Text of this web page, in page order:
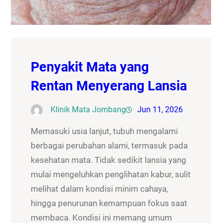
Penyakit Mata yang
Rentan Menyerang Lansia
Klinik Mata Jombang Jun 11, 2026
Memasuki usia lanjut, tubuh mengalami
berbagai perubahan alami, termasuk pada
kesehatan mata. Tidak sedikit lansia yang
mulai mengeluhkan penglihatan kabur, sulit
melihat dalam kondisi minim cahaya,
hingga penurunan kemampuan fokus saat
membaca. Kondisi ini memang umum